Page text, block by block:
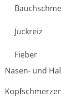
Juckreiz
Fieber
Nasen- und